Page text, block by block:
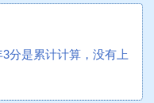
分是累计计算，没有上